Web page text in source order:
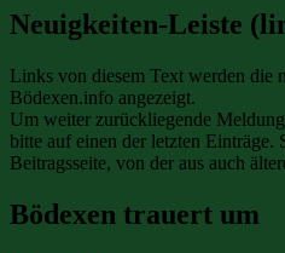
Neuigkeiten-Leiste
Links von diesem Text werden die
Bödexen.info angezeigt.
Um weiter zurückliegende
bitte auf einen der letzten Einträge.
Beitragsseite, von der aus auch
Bödexen trauert um